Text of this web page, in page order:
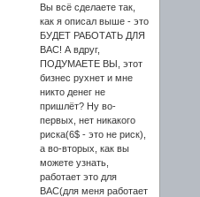
Вы всё сделаете так,
как я описал выше - это
БУДЕТ РАБОТАТЬ ДЛЯ
ВАС! А вдруг,
ПОДУМАЕТЕ ВЫ, этот
бизнес рухнет и мне
никто денег не
пришлёт? Ну во-
первых, нет никакого
риска(6$ - это не риск),
а во-вторых, как вы
можете узнать,
работает это для
ВАС(для меня работает